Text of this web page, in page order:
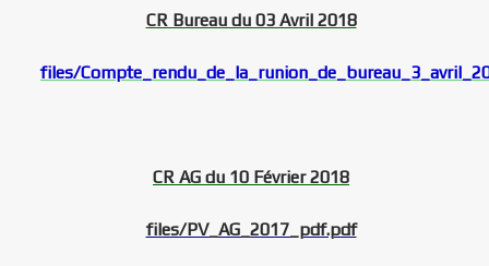
CR Bureau du 03 Avril 2018
files/
CR AG du 10 Février 2018
files/PV_AG_2017_pdf.pdf